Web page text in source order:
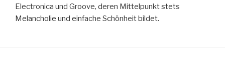
Electronica und Groove, deren Mittelpunkt stets
Melancholie und einfache Schönheit bildet.